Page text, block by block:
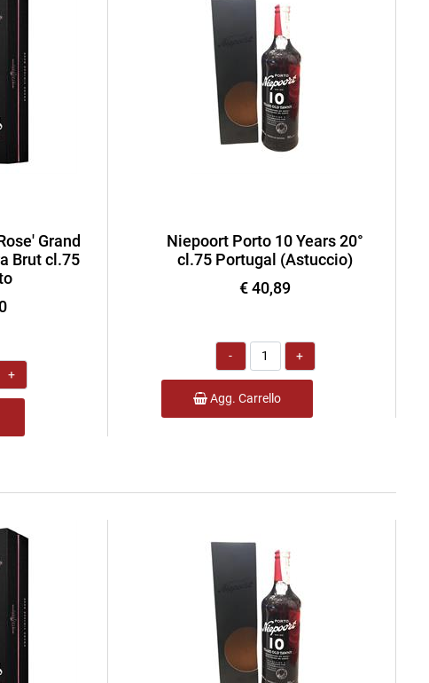
Grand
Brut cl.75
Niepoort Porto 10 Years 20°
cl.75 Portugal (Astuccio)
€ 40,89
Quantità
Agg. Carrello